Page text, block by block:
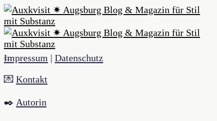
Impressum | Datenschutz
💌 Kontakt
✒️ Autorin